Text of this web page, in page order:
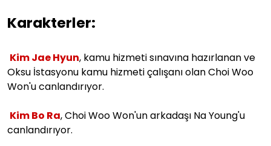
Karakterler:
Kim Jae Hyun, kamu hizmeti sınavına hazırlanan ve
Oksu İstasyonu kamu hizmeti çalışanı olan Choi Woo
Won'u canlandırıyor.
Kim Bo Ra, Choi Woo Won'un arkadaşı Na Young'u
canlandırıyor.